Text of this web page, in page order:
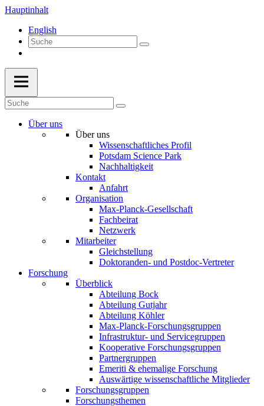
Hauptinhalt
English
Über uns
Über uns
Wissenschaftliches Profil
Potsdam Science Park
Nachhaltigkeit
Kontakt
Anfahrt
Organisation
Max-Planck-Gesellschaft
Fachbeirat
Netzwerk
Mitarbeiter
Gleichstellung
Doktoranden- und Postdoc-Vertreter
Forschung
Überblick
Abteilung Bock
Abteilung Gutjahr
Abteilung Köhler
Max-Planck-Forschungsgruppen
Infrastruktur- und Servicegruppen
Kooperative Forschungsgruppen
Partnergruppen
Emeriti & ehemalige Forschung
Auswärtige wissenschaftliche Mitglieder
Forschungsgruppen
Forschungsthemen